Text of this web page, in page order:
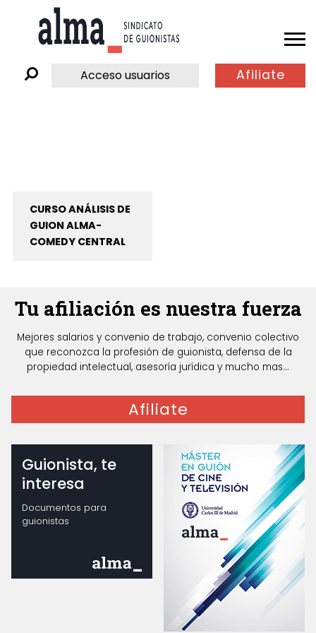
Acceso usuarios Afiliate
CURSO ANÁLISIS DE
GUION ALMA-
COMEDY CENTRAL
Tu afiliación es nuestra fuerza
Mejores salarios y convenio de trabajo, convenio colectivo
que reconozca la profesión de guionista, defensa de la
propiedad intelectual, asesoría jurídica y mucho mas...
Afiliate
Guionista, te
interesa
Documentos para
guionistas